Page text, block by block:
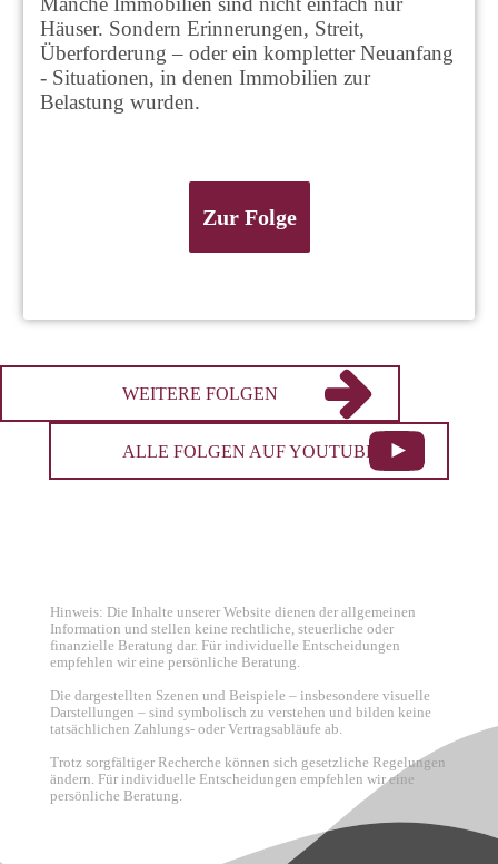
Häuser. Sondern Erinnerungen, Streit,
Überforderung – oder ein kompletter Neuanfang
- Situationen, in denen Immobilien zur
Belastung wurden.
Zur Folge
WEITERE FOLGEN
ALLE FOLGEN AUF YOUTUBE
Hinweis: Die Inhalte unserer Website dienen der allgemeinen
Information und stellen keine rechtliche, steuerliche oder
finanzielle Beratung dar. Für individuelle Entscheidungen
empfehlen wir eine persönliche Beratung.
Die dargestellten Szenen und Beispiele – insbesondere visuelle
Darstellungen – sind symbolisch zu verstehen und bilden keine
tatsächlichen Zahlungs- oder Vertragsabläufe ab.
Trotz sorgfältiger Recherche können sich gesetzliche Regelungen
ändern. Für individuelle Entscheidungen empfehlen wir eine
persönliche Beratung.